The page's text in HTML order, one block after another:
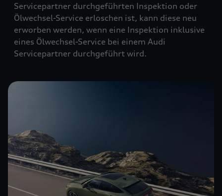
Servicepartner durchgeführten Inspektion oder
Ölwechsel-Service erloschen ist, kann diese neu
erworben werden, wenn eine Inspektion inklusive
eines Ölwechsel-Service bei einem Audi
Servicepartner durchgeführt wird.